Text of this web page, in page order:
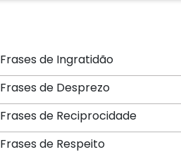
Frases de Ingratidão
Frases de Desprezo
Frases de Reciprocidade
Frases de Respeito